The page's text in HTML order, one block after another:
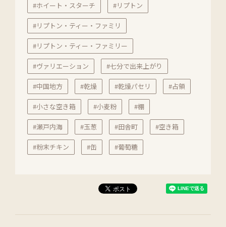
#ホイート・スターチ #リプトン
#リプトン・ティー・ファミリ
#リプトン・ティー・ファミリー
#ヴァリエーション #七分で出来上がり
#中国地方 #乾燥 #乾燥パセリ #占領
#小さな空き箱 #小麦粉 #棚
#瀬戸内海 #玉葱 #田舎町 #空き箱
#粉末チキン #缶 #葡萄糖